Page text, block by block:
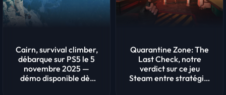
Cairn, survival climber,
débarque sur PS5 le 5
novembre 2025 —
démo disponible dès
Quarantine Zone: The
Last Check, notre
verdict sur ce jeu
Steam entre stratégie,